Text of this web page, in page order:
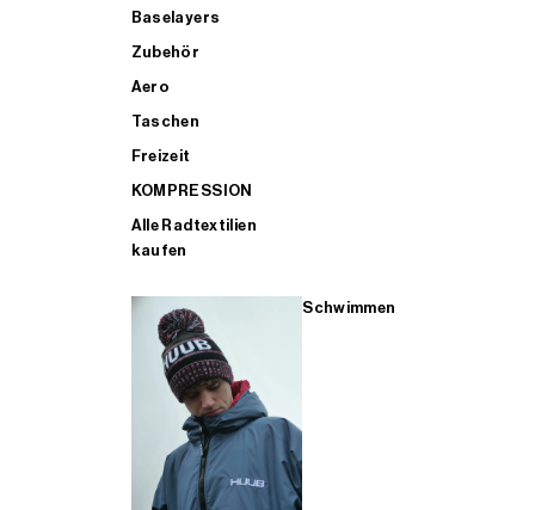
Baselayers
Zubehör
Aero
Taschen
Freizeit
KOMPRESSION
Alle Radtextilien
kaufen
Schwimmen